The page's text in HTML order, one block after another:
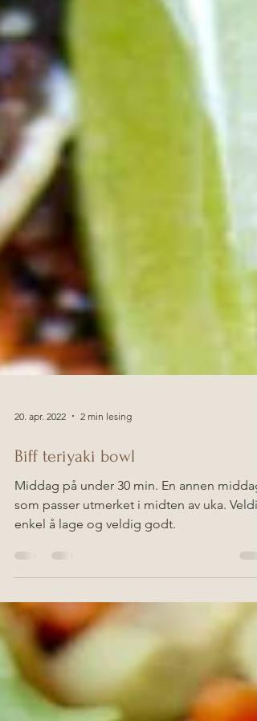
20. apr. 2022 2 min lesing
Biff teriyaki bowl
Middag på under 30 min. En annen middag
enkel å lage og veldig godt.